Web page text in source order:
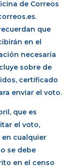
de Correos
que
en el
necesaria
sobre de
certificado
enviar el voto.
que es
el voto,
cualquier
se debe
en el censo